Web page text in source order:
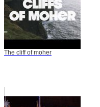
The cliff of moher